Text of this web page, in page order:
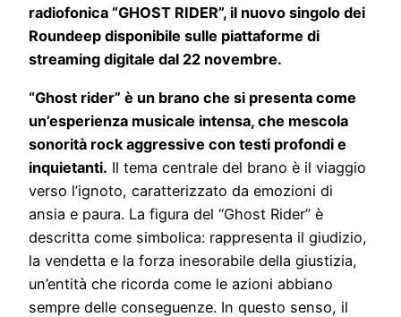
radiofonica “GHOST RIDER”, il nuovo singolo dei
Roundeep disponibile sulle piattaforme di
streaming digitale dal 22 novembre.
“Ghost rider” è un brano che si presenta come
un’esperienza musicale intensa, che mescola
sonorità rock aggressive con testi profondi e
inquietanti. Il tema centrale del brano è il viaggio
verso l’ignoto, caratterizzato da emozioni di
ansia e paura. La figura del “Ghost Rider” è
descritta come simbolica: rappresenta il giudizio,
la vendetta e la forza inesorabile della giustizia,
un’entità che ricorda come le azioni abbiano
sempre delle conseguenze. In questo senso, il